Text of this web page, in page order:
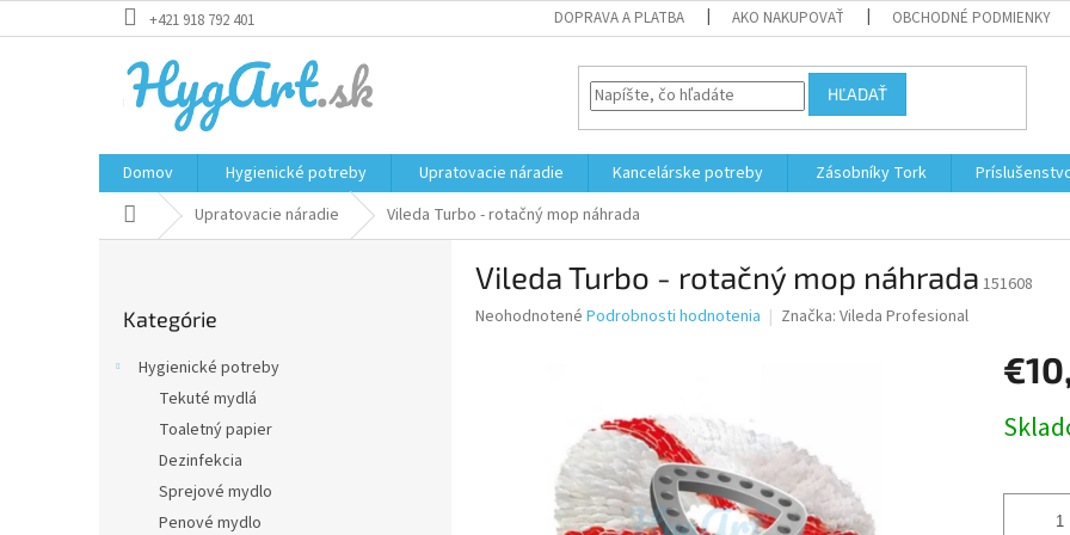
na
+421 918 792 401 DOPRAVA A PLATBA AKO NAKUPOVAŤ OBCHODNÉ PODMIENKY
HĽADAŤ
Domov Hygienické potreby Upratovacie náradie Kancelárske potreby Zásobníky Tork
DomovUpratovacie náradie Vileda Turbo - rotačný mop náhrada
kategórie
Kategórie
Hygienické potreby
Tekuté mydlá
Toaletný papier
Dezinfekcia
Sprejové mydlo
Penové mydlo
Vileda Turbo - rotačný mop náhrada 151608
Priemerné
hviezdičiek.
Neohodnotené Podrobnosti hodnotenia Značka: Vileda Profesional
cena: